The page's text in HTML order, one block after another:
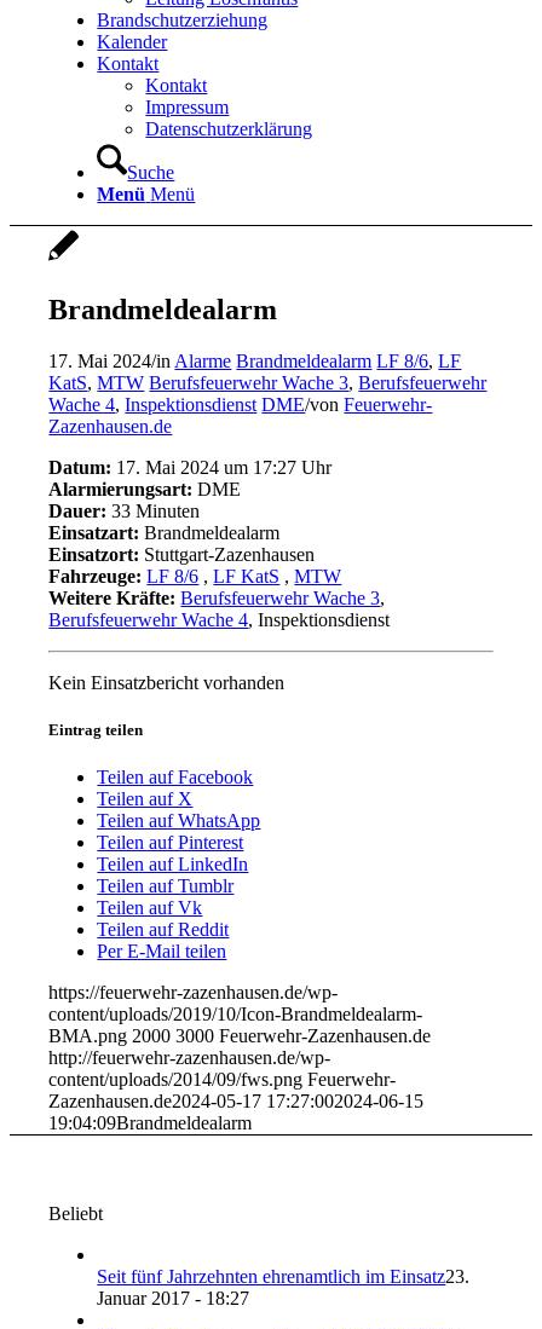
Brandschutzerziehung
Kalender
Kontakt
Kontakt
Impressum
Datenschutzerklärung
Suche
Menü Menü
Brandmeldealarm
17. Mai 2024/in Alarme Brandmeldealarm LF 8/6,LF
KatS,MTW Berufsfeuerwehr Wache 3,Berufsfeuerwehr
Wache 4,Inspektionsdienst DME/vonFeuerwehr-
Zazenhausen.de
Datum: 17. Mai 2024 um 17:27 Uhr
Alarmierungsart: DME
Dauer: 33 Minuten
Einsatzart: Brandmeldealarm
Einsatzort: Stuttgart-Zazenhausen
Fahrzeuge: LF 8/6 ,LF KatS ,MTW
Weitere Kräfte: Berufsfeuerwehr Wache 3,
Berufsfeuerwehr Wache 4, Inspektionsdienst
Kein Einsatzbericht vorhanden
Eintrag teilen
Teilen auf Facebook
Teilen auf X
Teilen auf WhatsApp
Teilen auf Pinterest
Teilen auf LinkedIn
Teilen auf Tumblr
Teilen auf Vk
Teilen auf Reddit
Per E-Mail teilen
https://feuerwehr-zazenhausen.de/wp-
content/uploads/2019/10/Icon-Brandmeldealarm-
BMA.png 2000 3000 Feuerwehr-Zazenhausen.de
http://feuerwehr-zazenhausen.de/wp-
content/uploads/2014/09/fws.png Feuerwehr-
Zazenhausen.de2024-05-17 17:27:002024-06-15
19:04:09Brandmeldealarm
Beliebt
Seit fünf Jahrzehnten ehrenamtlich im Einsatz23.
Januar 2017 - 18:27